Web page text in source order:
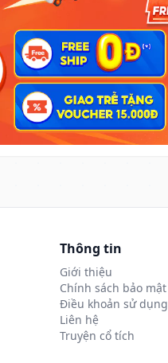
Thông tin
Giới thiệu
Chính sách bảo mật
Điều khoản sử dụng
Liên hệ
Truyện cổ tích